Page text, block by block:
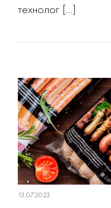
технолог […]
13.07.2023